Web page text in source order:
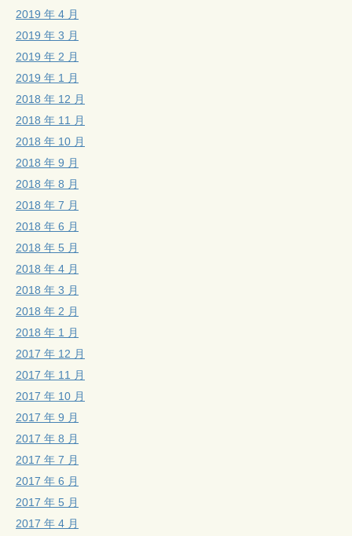
2019 年 4 月
2019 年 3 月
2019 年 2 月
2019 年 1 月
2018 年 12 月
2018 年 11 月
2018 年 10 月
2018 年 9 月
2018 年 8 月
2018 年 7 月
2018 年 6 月
2018 年 5 月
2018 年 4 月
2018 年 3 月
2018 年 2 月
2018 年 1 月
2017 年 12 月
2017 年 11 月
2017 年 10 月
2017 年 9 月
2017 年 8 月
2017 年 7 月
2017 年 6 月
2017 年 5 月
2017 年 4 月